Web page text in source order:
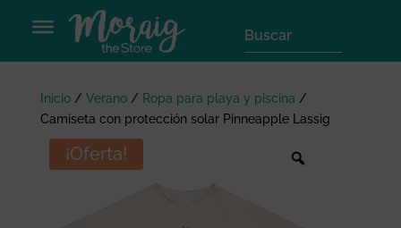
Inicio/ Verano/ Ropa para playa y piscina /
Camiseta con protección solar Pinneapple Lassig
¡Oferta!